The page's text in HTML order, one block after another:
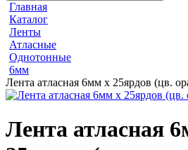
Главная
Каталог
Ленты
Атласные
Однотонные
6мм
Лента атласная 6мм х 25ярдов (цв.
Лента атласная